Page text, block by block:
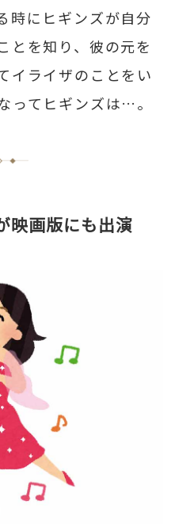
時にヒギンズが自分
とを知り、彼の元を
イライザのことをい
ってヒギンズは…。
映画版にも出演